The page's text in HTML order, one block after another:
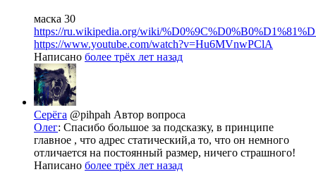
маска 30
https://ru.wikipedia.org/wiki/
https://www.youtube.com/watch?v=Hu6MVnwPClA
Написано более трёх лет назад
Серёга @pihpah Автор вопроса
Олег: Спасибо большое за подсказку, в принципе
главное , что адрес статический,а то, что он немного
отличается на постоянный размер, ничего страшного!
Написано более трёх лет назад